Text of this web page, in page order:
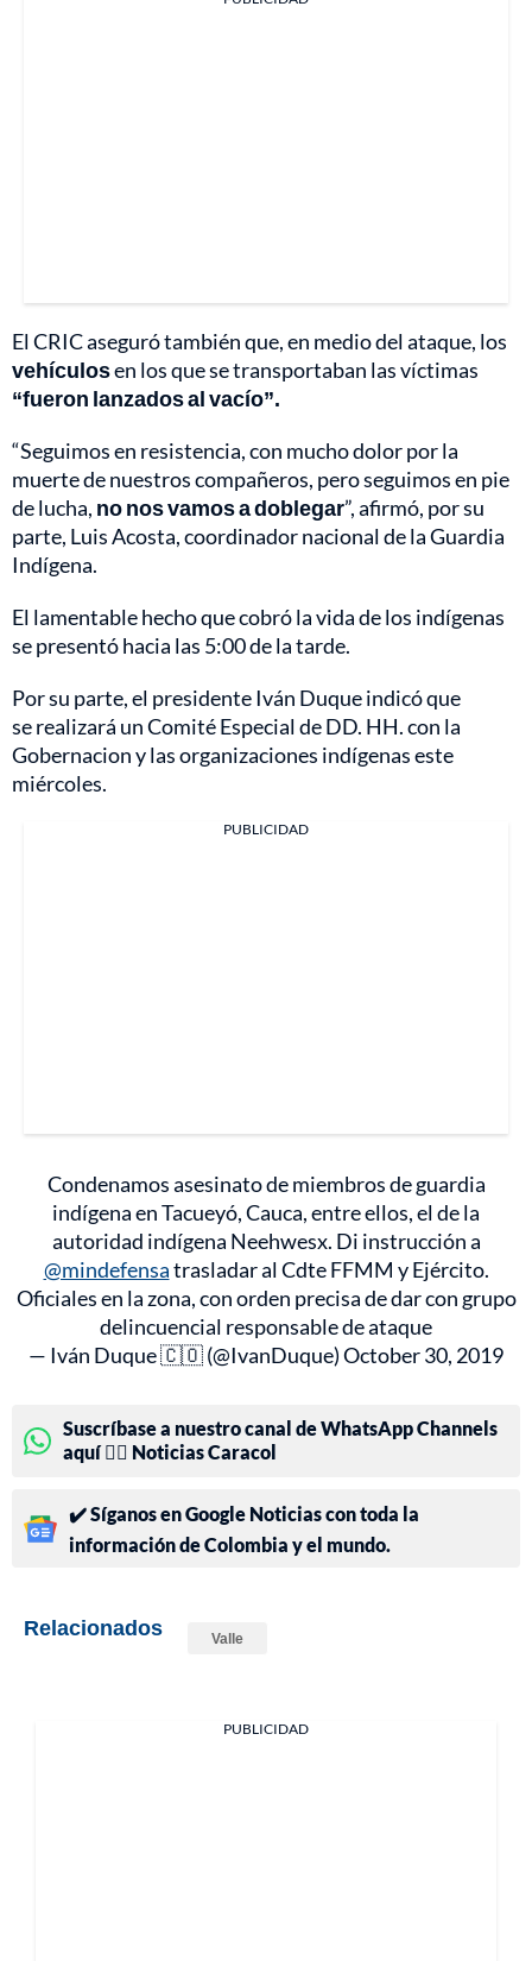
El CRIC aseguró también que, en medio del ataque, los
vehículosen los que se transportaban las víctimas
“fueron lanzados al vacío”.
“Seguimos en resistencia, con mucho dolor por la
muerte de nuestros compañeros, pero seguimos en pie
de lucha, no nos vamos a doblegar”, afirmó, por su
parte, Luis Acosta, coordinador nacional de la Guardia
Indígena.
El lamentable hecho que cobró la vida de los indígenas
se presentó hacia las 5:00 de la tarde.
Por su parte, el presidente Iván Duque indicó que
se realizará un Comité Especial de DD. HH. con la
Gobernacion y las organizaciones indígenas este
miércoles.
PUBLICIDAD
Condenamos asesinato de miembros de guardia
indígena en Tacueyó, Cauca, entre ellos, el de la
autoridad indígena Neehwesx. Di instrucción a
@mindefensatrasladar al Cdte FFMM y Ejército.
Oficiales en la zona, con orden precisa de dar con grupo
delincuencial responsable de ataque
— Iván Duque 🇨🇴 (@IvanDuque)October 30, 2019
Suscríbase a nuestro canal de WhatsApp Channels
aquí 👉🏻 Noticias Caracol
✔️ Síganos en Google Noticias con toda la
información de Colombia y el mundo.
Relacionados Valle
PUBLICIDAD